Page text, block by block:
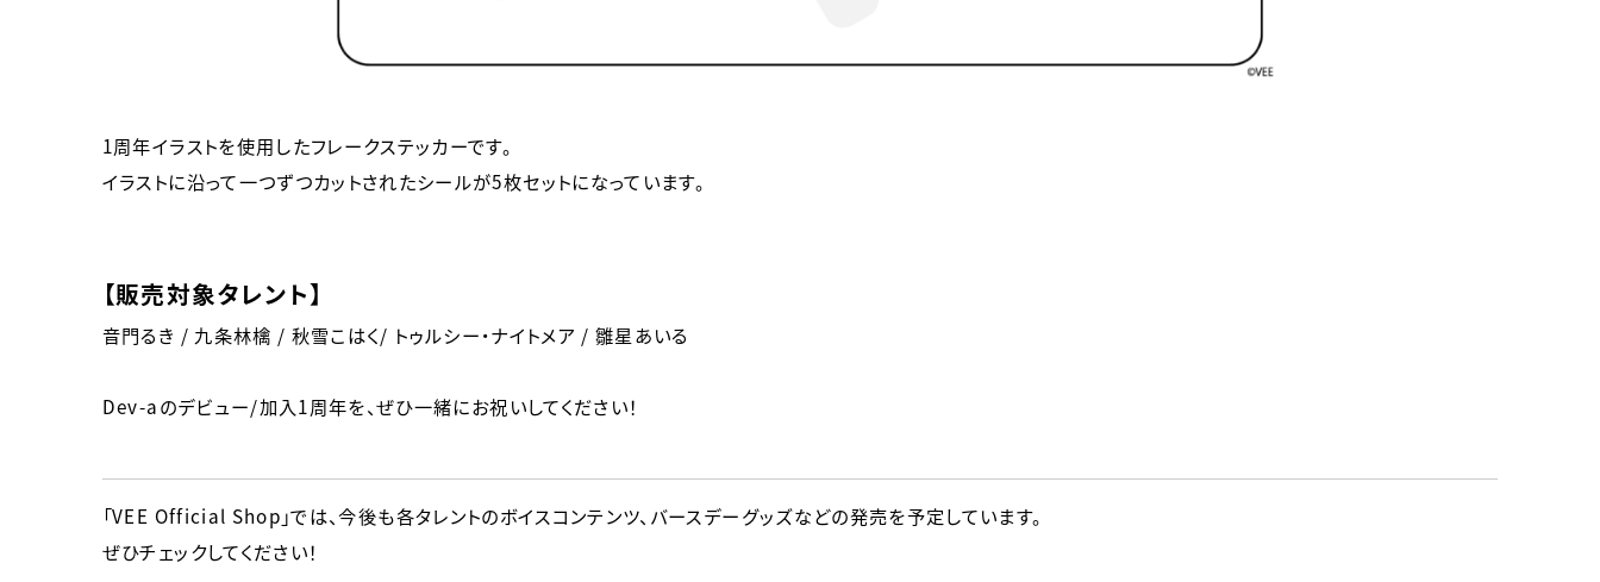
1周年イラストを使用したフレークステッカーです。
イラストに沿って一つずつカットされたシールが5枚セットになっています。
【販売対象タレント】
音門るき / 九条林檎 / 秋雪こはく/ トゥルシー・ナイトメア / 雛星あいる
Dev-aのデビュー/加入1周年を、ぜひ一緒にお祝いしてください！
「VEE Official Shop」では、今後も各タレントのボイスコンテンツ、バースデーグッズなどの発売を予定しています。
ぜひチェックしてください！